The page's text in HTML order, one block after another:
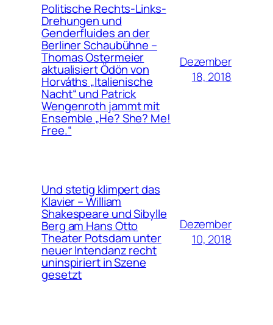
Politische Rechts-Links-
Drehungen und
Genderfluides an der
Berliner Schaubühne –
Thomas Ostermeier
aktualisiert Ödön von
Horváths „Italienische
Nacht“ und Patrick
Wengenroth jammt mit
Ensemble „He? She? Me!
Free.“
Dezember
18, 2018
Und stetig klimpert das
Klavier – William
Shakespeare und Sibylle
Berg am Hans Otto
Theater Potsdam unter
neuer Intendanz recht
uninspiriert in Szene
gesetzt
Dezember
10, 2018